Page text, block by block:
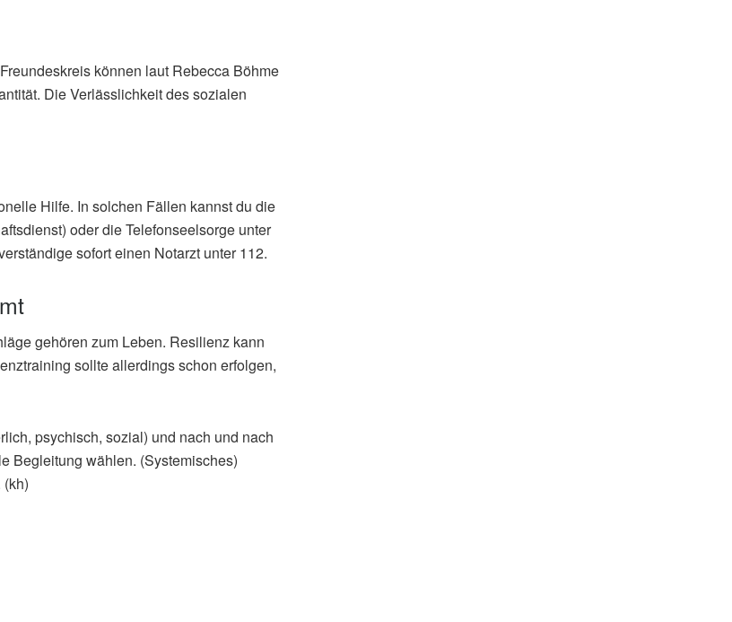
können laut Rebecca Böhme
Die Verlässlichkeit des sozialen
Hilfe. In solchen Fällen kannst du die
oder die Telefonseelsorge unter
sofort einen Notarzt unter 112.
gehören zum Leben. Resilienz kann
sollte allerdings schon erfolgen,
psychisch, sozial) und nach und nach
Begleitung wählen. (Systemisches)